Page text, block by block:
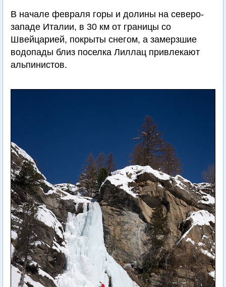
В начале февраля горы и долины на северо-
западе Италии, в 30 км от границы со
Швейцарией, покрыты снегом, а замерзшие
водопады близ поселка Лиллац привлекают
альпинистов.